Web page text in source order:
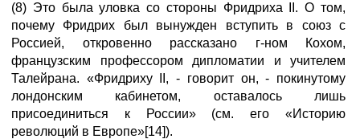
(8) Это была уловка со стороны Фридриха II. О том,
почему Фридрих был вынужден вступить в союз с
Россией, откровенно рассказано г-ном Кохом,
французским профессором дипломатии и учителем
Талейрана. «Фридриху II, - говорит он, - покинутому
лондонским кабинетом, оставалось лишь
присоединиться к России» (см. его «Историю
революций в Европе»[14]).